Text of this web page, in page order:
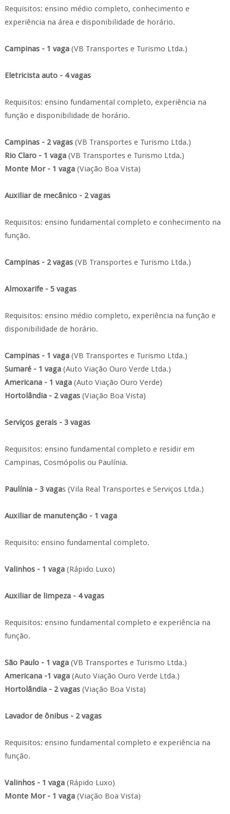
Requisitos: ensino médio completo, conhecimento e
experiência na área e disponibilidade de horário.
Campinas - 1 vaga(VB Transportes e Turismo Ltda.)
Eletricista auto - 4 vagas
Requisitos: ensino fundamental completo, experiência na
função e disponibilidade de horário.
Campinas - 2 vagas(VB Transportes e Turismo Ltda.)
Rio Claro - 1 vaga(VB Transportes e Turismo Ltda.)
Monte Mor - 1 vaga(Viação Boa Vista)
Auxiliar de mecânico - 2 vagas
Requisitos: ensino fundamental completo e conhecimento na
função.
Campinas - 2 vagas(VB Transportes e Turismo Ltda.)
Almoxarife - 5 vagas
Requisitos: ensino médio completo, experiência na função e
disponibilidade de horário.
Campinas - 1 vaga(VB Transportes e Turismo Ltda.)
Sumaré - 1 vaga(Auto Viação Ouro Verde Ltda.)
Americana - 1 vaga(Auto Viação Ouro Verde)
Hortolândia - 2 vagas(Viação Boa Vista)
Serviços gerais - 3 vagas
Requisitos: ensino fundamental completo e residir em
Campinas, Cosmópolis ou Paulínia.
Paulínia - 3 vagas (Vila Real Transportes e Serviços Ltda.)
Auxiliar de manutenção - 1 vaga
Requisito: ensino fundamental completo.
Valinhos - 1 vaga (Rápido Luxo)
Auxiliar de limpeza - 4 vagas
Requisitos: ensino fundamental completo e experiência na
função.
São Paulo - 1 vaga(VB Transportes e Turismo Ltda.)
Americana -1 vaga(Auto Viação Ouro Verde Ltda.)
Hortolândia - 2 vagas(Viação Boa Vista)
Lavador de ônibus - 2 vagas
Requisitos: ensino fundamental completo e experiência na
função.
Valinhos - 1 vaga(Rápido Luxo)
Monte Mor - 1 vaga(Viação Boa Vista)